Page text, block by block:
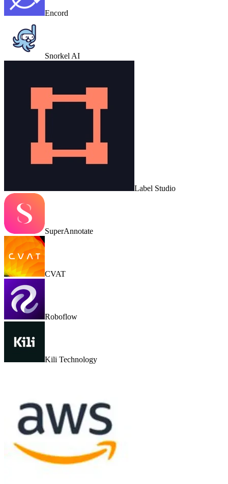
Encord
Snorkel AI
Label Studio
SuperAnnotate
CVAT
Roboflow
Kili Technology